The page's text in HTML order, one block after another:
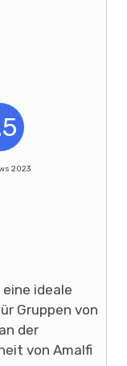
2023
ideale
Gruppen von
der
von Amalfi